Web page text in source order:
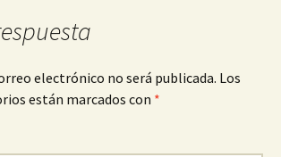
electrónico no será publicada. Los
están marcados con *